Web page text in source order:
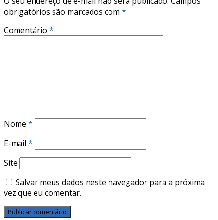
obrigatórios são marcados com *
Comentário *
Nome *
E-mail *
Site
Salvar meus dados neste navegador para a próxima
vez que eu comentar.